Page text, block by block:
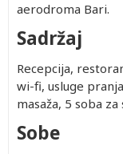
aerodroma Bari.
Sadržaj
Recepcija,
wi-fi, usluge
masaža, 5 soba za
Sobe